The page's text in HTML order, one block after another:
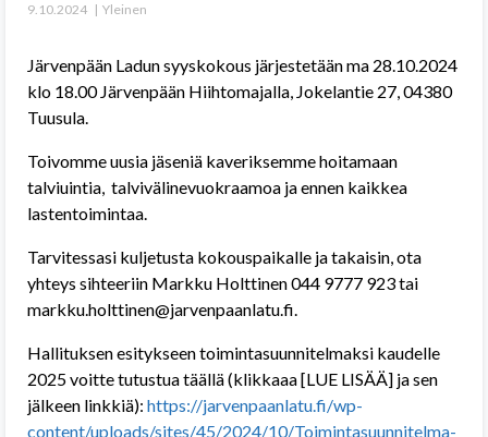
9.10.2024 Yleinen
Järvenpään Ladun syyskokous järjestetään ma 28.10.2024
klo 18.00 Järvenpään Hiihtomajalla, Jokelantie 27, 04380
Tuusula.
Toivomme uusia jäseniä kaveriksemme hoitamaan
talviuintia, talvivälinevuokraamoa ja ennen kaikkea
lastentoimintaa.
Tarvitessasi kuljetusta kokouspaikalle ja takaisin, ota
yhteys sihteeriin Markku Holttinen 044 9777 923 tai
markku.holttinen@jarvenpaanlatu.fi.
Hallituksen esitykseen toimintasuunnitelmaksi kaudelle
2025 voitte tutustua täällä (klikkaaa [LUE LISÄÄ] ja sen
jälkeen linkkiä): https://jarvenpaanlatu.fi/wp-
content/uploads/sites/45/2024/10/Toimintasuunnitelma-